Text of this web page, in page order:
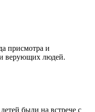
присмотра и
верующих людей.
были на встрече с